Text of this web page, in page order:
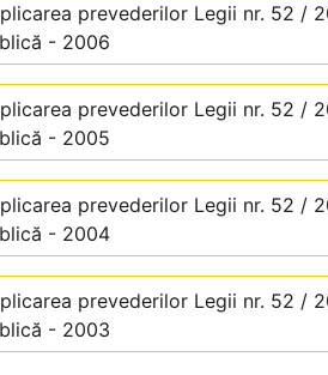
prevederilor Legii nr. 52 /
- 2006
prevederilor Legii nr. 52 /
- 2005
prevederilor Legii nr. 52 /
- 2004
prevederilor Legii nr. 52 /
- 2003